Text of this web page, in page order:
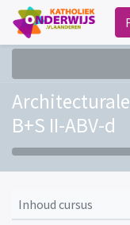
B+S II-ABV-d
Inhoud cursus